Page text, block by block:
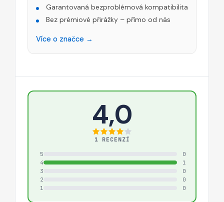
Garantovaná bezproblémová kompatibilita
Bez prémiové přirážky – přímo od nás
Více o značce →
4,0
1 RECENZÍ
5
0
4
1
3
0
2
0
1
0